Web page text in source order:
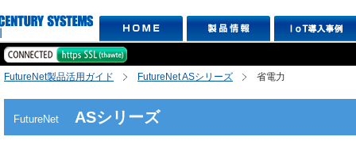
FutureNet製品活用ガイド FutureNet ASシリーズ 省電力
FutureNet ASシリーズ